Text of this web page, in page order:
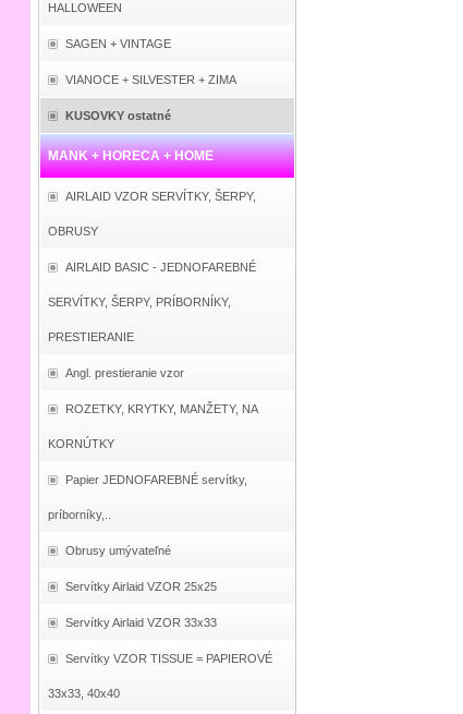
HALLOWEEN
SAGEN + VINTAGE
VIANOCE + SILVESTER + ZIMA
KUSOVKY ostatné
MANK + HORECA + HOME
AIRLAID VZOR SERVÍTKY, ŠERPY,
OBRUSY
AIRLAID BASIC - JEDNOFAREBNÉ
SERVÍTKY, ŠERPY, PRÍBORNÍKY,
PRESTIERANIE
Angl. prestieranie vzor
ROZETKY, KRYTKY, MANŽETY, NA
KORNÚTKY
Papier JEDNOFAREBNÉ servítky,
príborníky,..
Obrusy umývateľné
Servítky Airlaid VZOR 25x25
Servítky Airlaid VZOR 33x33
Servítky VZOR TISSUE = PAPIEROVÉ
33x33, 40x40